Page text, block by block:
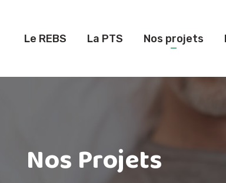
Le REBS La PTS Nos projets
Nos Projets